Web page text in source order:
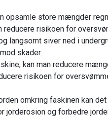
opsamle store mængder
risikoen for
langsomt siver ned i
skader.
kan man reducere
risikoen for
omkring faskinen kan
jorderosion og forbedre